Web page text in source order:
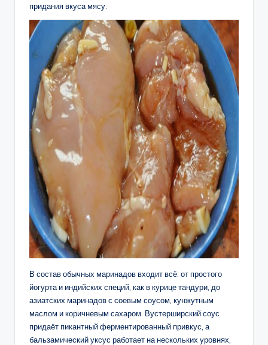
придания вкуса мясу.
В состав обычных маринадов входит всё: от простого
йогурта и индийских специй, как в курице тандури, до
азиатских маринадов с соевым соусом, кунжутным
маслом и коричневым сахаром. Вустерширский соус
придаёт пикантный ферментированный привкус, а
бальзамический уксус работает на нескольких уровнях,